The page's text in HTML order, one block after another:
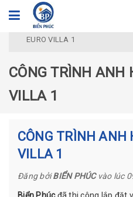
Trang chủ
EURO VILLA 1
CÔNG TRÌNH ANH
VILLA 1
CÔNG TRÌNH ANH
VILLA 1
Đăng bởiBIỂN PHÚCvào lúc